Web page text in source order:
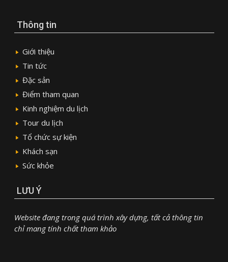
Thông tin
Giới thiệu
Tin tức
Đặc sản
Điểm tham quan
Kinh nghiệm du lịch
Tour du lịch
Tổ chức sự kiện
Khách sạn
Sức khỏe
LƯU Ý
Website đang trong quá trình xây dựng, tất cả thông tin
chỉ mang tính chất tham khảo